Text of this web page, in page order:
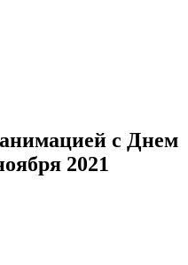
с Днем
2021